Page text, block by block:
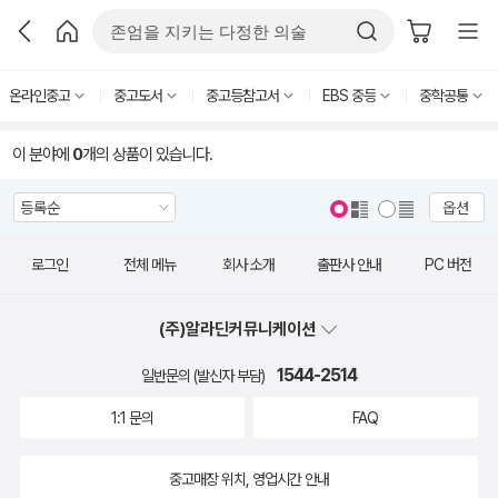
온라인중고 중고도서 중고등참고서 EBS 중등 중학공통
이 분야에 0개의 상품이 있습니다.
옵션
로그인 전체 메뉴 회사 소개 출판사 안내 PC 버전
(주)알라딘커뮤니케이션
일반문의 (발신자 부담) 1544-2514
1:1 문의 FAQ
중고매장 위치, 영업시간 안내